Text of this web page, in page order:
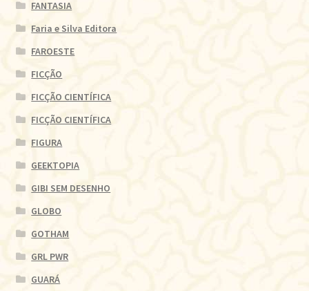
FANTASIA
Faria e Silva Editora
FAROESTE
FICÇÃO
FICÇÃO CIENTÍFICA
FICÇÃO CIENTÍFICA
FIGURA
GEEKTOPIA
GIBI SEM DESENHO
GLOBO
GOTHAM
GRL PWR
GUARÁ